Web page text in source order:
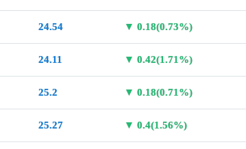
24.54 0.18(0.73%)
24.11 0.42(1.71%)
25.2 0.18(0.71%)
25.27 0.4(1.56%)